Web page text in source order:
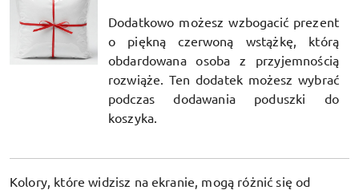
Dodatkowo możesz wzbogacić prezent
o piękną czerwoną wstążkę, którą
obdardowana osoba z przyjemnością
rozwiąże. Ten dodatek możesz wybrać
podczas dodawania poduszki do
koszyka.
Kolory, które widzisz na ekranie, mogą różnić się od